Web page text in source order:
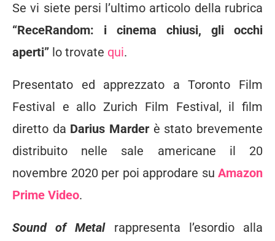
Se vi siete persi l’ultimo articolo della rubrica
“ReceRandom: i cinema chiusi, gli occhi
aperti” lo trovate qui.
Presentato ed apprezzato a Toronto Film
Festival e allo Zurich Film Festival, il film
diretto da Darius Marder è stato brevemente
distribuito nelle sale americane il 20
novembre 2020 per poi approdare su Amazon
Prime Video.
Sound of Metalrappresenta l’esordio alla